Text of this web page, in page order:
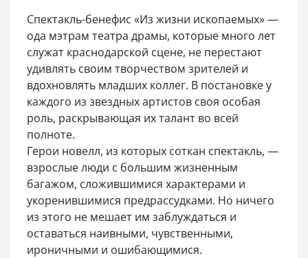
Спектакль-бенефис «Из жизни ископаемых» —
ода мэтрам театра драмы, которые много лет
служат краснодарской сцене, не перестают
удивлять своим творчеством зрителей и
вдохновлять младших коллег. В постановке у
каждого из звездных артистов своя особая
роль, раскрывающая их талант во всей
полноте.
Герои новелл, из которых соткан спектакль, —
взрослые люди с большим жизненным
багажом, сложившимися характерами и
укоренившимися предрассудками. Но ничего
из этого не мешает им заблуждаться и
оставаться наивными, чувственными,
ироничными и ошибающимися.